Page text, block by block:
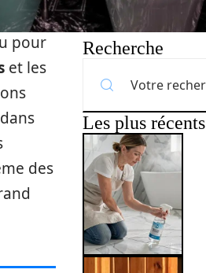
pour
et les
des
Recherche
Les plus récents